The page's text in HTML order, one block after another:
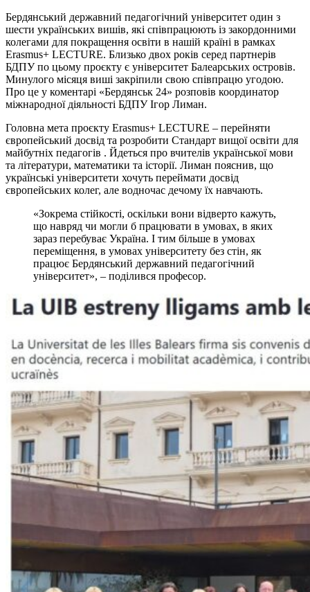
Бердянський державний педагогічний університет один з
шести українських вишів, які співпрацюють із закордонними
колегами для покращення освіти в нашій країні в рамках
Erasmus+ LECTURE. Близько двох років серед партнерів
БДПУ по цьому проєкту є університет Балеарських островів.
Минулого місяця виші закріпили свою співпрацю угодою.
Про це у коментарі «Бердянськ 24» розповів координатор
міжнародної діяльності БДПУ Ігор Лиман.
Головна мета проєкту Erasmus+ LECTURE – перейняти
європейський досвід та розробити Стандарт вищої освіти для
майбутніх педагогів . Йдеться про вчителів української мови
та літератури, математики та історії. Лиман пояснив, що
українські університети хочуть переймати досвід
європейських колег, але водночас дечому їх навчають.
«Зокрема стійкості, оскільки вони відверто кажуть,
що навряд чи могли б працювати в умовах, в яких
зараз перебуває Україна. І тим більше в умовах
переміщення, в умовах університету без стін, як
працює Бердянський державний педагогічний
університет», – поділився професор.